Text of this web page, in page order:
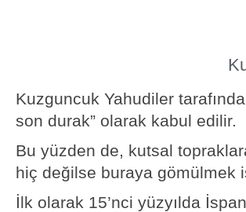
Kuzguncuk Yahudiler
son durak” olarak kabul edilir.
Bu yüzden de, kutsal
hiç değilse buraya gömülmek
İlk olarak 15’nci yüzyılda